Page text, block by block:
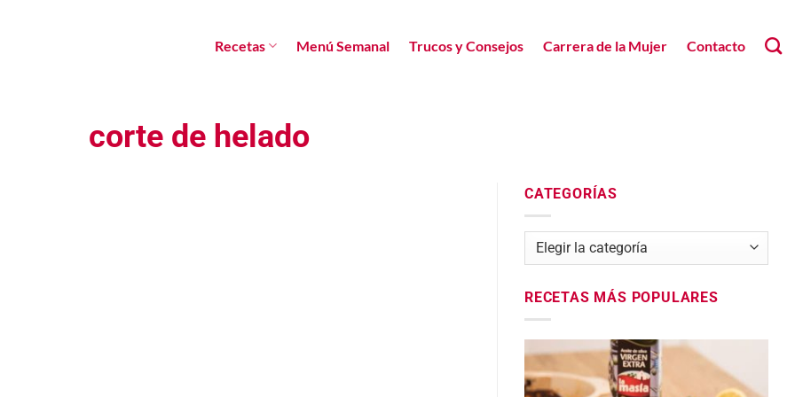
Recetas Menú Semanal Trucos y Consejos Carrera de la Mujer Contacto
corte de helado
CATEGORÍAS
Categorías
RECETAS MÁS POPULARES